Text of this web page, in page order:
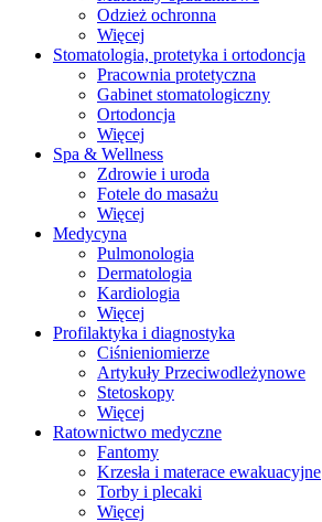
Odzież ochronna
Więcej
Stomatologia, protetyka i ortodoncja
Pracownia protetyczna
Gabinet stomatologiczny
Ortodoncja
Więcej
Spa & Wellness
Zdrowie i uroda
Fotele do masażu
Więcej
Medycyna
Pulmonologia
Dermatologia
Kardiologia
Więcej
Profilaktyka i diagnostyka
Ciśnieniomierze
Artykuły Przeciwodleżynowe
Stetoskopy
Więcej
Ratownictwo medyczne
Fantomy
Krzesła i materace ewakuacyjne
Torby i plecaki
Więcej